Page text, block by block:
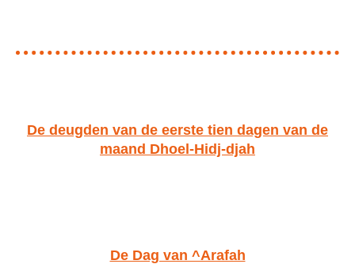
De deugden van de eerste tien dagen van de
maand Dhoel-Hidj-djah
De Dag van ^Arafah